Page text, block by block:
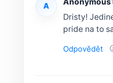
A
Dristy!
pride na to
Odpovědět·